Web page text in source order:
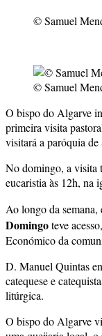
© Samuel
© Samuel
O bispo do Algarve
primeira visita
visitará a paróquia
No domingo, a visita
eucaristia às 12h, na
Ao longo da semana,
Domingoteve
Económico da
D. Manuel Quintas
catequese e
litúrgica.
O bispo do Algarve